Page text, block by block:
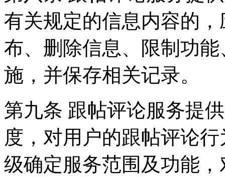
有关规定的信息内容的
布、删除信息、限制功
施，并保存相关记录。
第九条 跟帖评论服务提
度，对用户的跟帖评论
级确定服务范围及功能